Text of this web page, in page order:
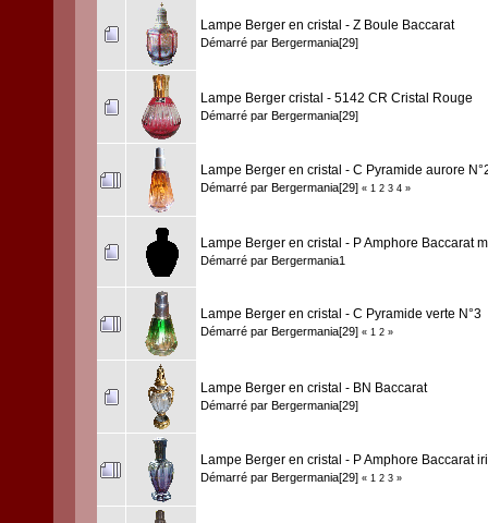
Lampe Berger en cristal - Z Boule Baccarat
Démarré par Bergermania[29]
Lampe Berger cristal - 5142 CR Cristal Rouge
Démarré par Bergermania[29]
Lampe Berger en cristal - C Pyramide aurore
Démarré par Bergermania[29] « 1 2 3 4 »
Lampe Berger en cristal - P Amphore Baccarat
Démarré par Bergermania1
Lampe Berger en cristal - C Pyramide verte N°3
Démarré par Bergermania[29] « 1 2 »
Lampe Berger en cristal - BN Baccarat
Démarré par Bergermania[29]
Lampe Berger en cristal - P Amphore Baccarat
Démarré par Bergermania[29] « 1 2 3 »